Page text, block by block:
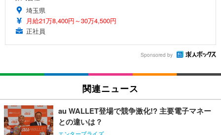
埼玉県
月給21万8,400円～30万4,500円
正社員
Sponsored by
関連ニュース
au WALLET登場で競争激化!? 主要電子マネー
との違いは？